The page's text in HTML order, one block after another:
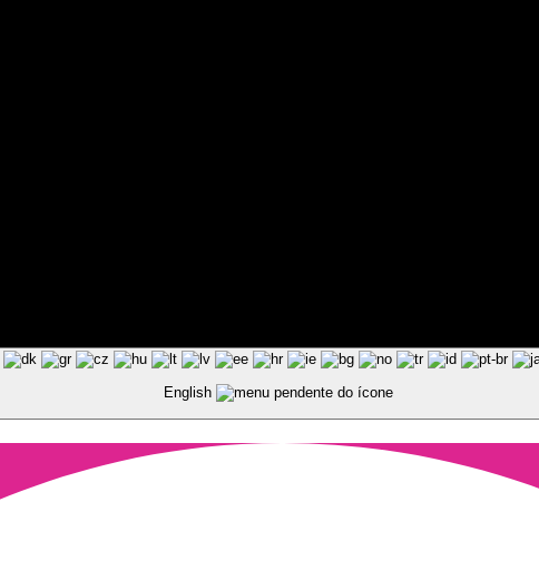
English